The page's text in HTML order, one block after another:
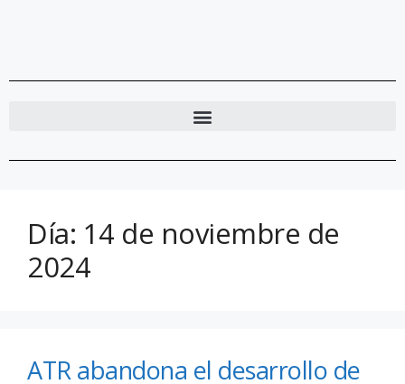
Día: 14 de noviembre de
2024
ATR abandona el desarrollo de